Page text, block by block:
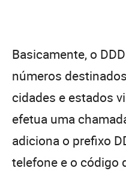
Basicamente, o
números
cidades e estados
efetua uma
adiciona o prefixo
telefone e o código